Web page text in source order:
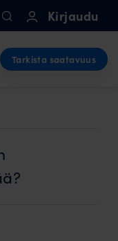
Kirjaudu
Tarkista saatavuus